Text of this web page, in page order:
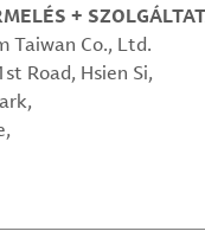
+
Taiwan Co., Ltd.
Road, Hsien Si,